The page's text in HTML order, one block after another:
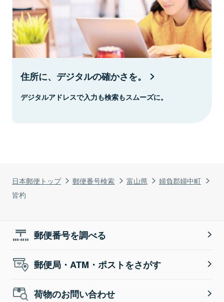
日本郵便トップ 郵便番号検索 富山県
婦負郡婦中町
皆杓
住所に、デジタルの確かさを。
デジタルアドレスで入力も検索もスムーズに。
郵便番号を調べる
郵便局・ATM・ポストをさがす
荷物のお問い合わせ